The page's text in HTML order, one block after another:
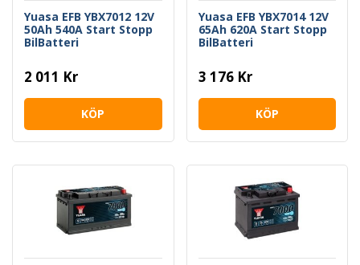
Yuasa EFB YBX7012 12V
50Ah 540A Start Stopp
BilBatteri
2 011 Kr
KÖP
Yuasa EFB YBX7014 12V
65Ah 620A Start Stopp
BilBatteri
3 176 Kr
KÖP